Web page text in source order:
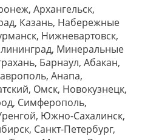
Архангельск,
Казань, Набережные
Нижневартовск,
Минеральные
Барнаул, Абакан,
Анапа,
Омск, Новокузнецк,
Симферополь,
Южно-Сахалинск,
Санкт-Петербург,